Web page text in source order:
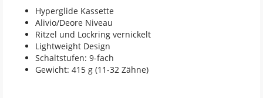
Hyperglide Kassette
Alivio/Deore Niveau
Ritzel und Lockring vernickelt
Lightweight Design
Schaltstufen: 9-fach
Gewicht: 415 g (11-32 Zähne)